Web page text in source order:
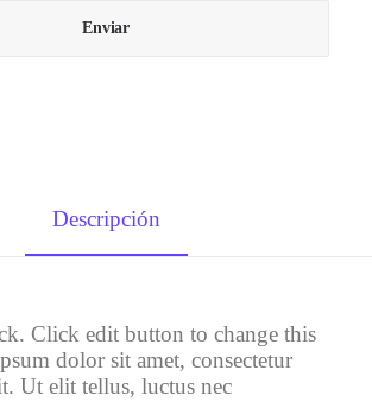
Descripción
Click edit button to change this
dolor sit amet, consectetur
Ut elit tellus, luctus nec